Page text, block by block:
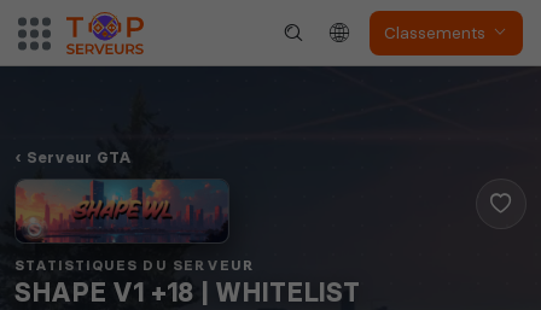
Classements
Serveur GTA
STATISTIQUES DU SERVEUR
SHAPE V1 +18 | WHITELIST